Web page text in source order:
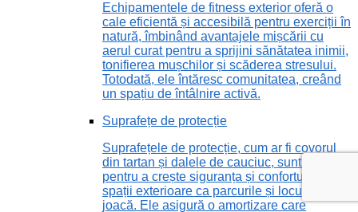
Echipamentele de fitness exterior oferă o
cale eficientă și accesibilă pentru exerciții în
natură, îmbinând avantajele mișcării cu
aerul curat pentru a sprijini sănătatea inimii,
tonifierea mușchilor și scăderea stresului.
Totodată, ele întăresc comunitatea, creând
un spațiu de întâlnire activă.
Suprafețe de protecție
Suprafețele de protecție, cum ar fi covorul
din tartan și dalele de cauciuc, sunt vitale
pentru a crește siguranța și confortul în
spații exterioare ca parcurile și locurile de
joacă. Ele asigură o amortizare care